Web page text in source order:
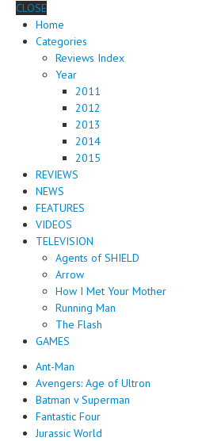
CLOSE
Home
Categories
Reviews Index
Year
2011
2012
2013
2014
2015
REVIEWS
NEWS
FEATURES
VIDEOS
TELEVISION
Agents of SHIELD
Arrow
How I Met Your Mother
Running Man
The Flash
GAMES
Ant-Man
Avengers: Age of Ultron
Batman v Superman
Fantastic Four
Jurassic World